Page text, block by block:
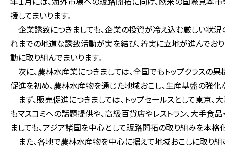
援してまいります。
企業誘致につきましても、企業の投資が冷え込む厳しい状
れまでの地道な誘致活動が実を結び、着実に立地が進んでお
動に取り組んでまいります。
次に、農林水産業につきましては、全国でもトップクラスの
促進を初め、農林水産物を通じた地域おこし、生産基盤の強
まず、販売促進につきましては、トップセールスとして東京
もマスコミへの話題提供や、高級百貨店やレストラン、大手食
ましても、アジア諸国を中心として販路開拓の取り組みを本格
また、各地で農林水産物を中心に据えて地域おこしに取り